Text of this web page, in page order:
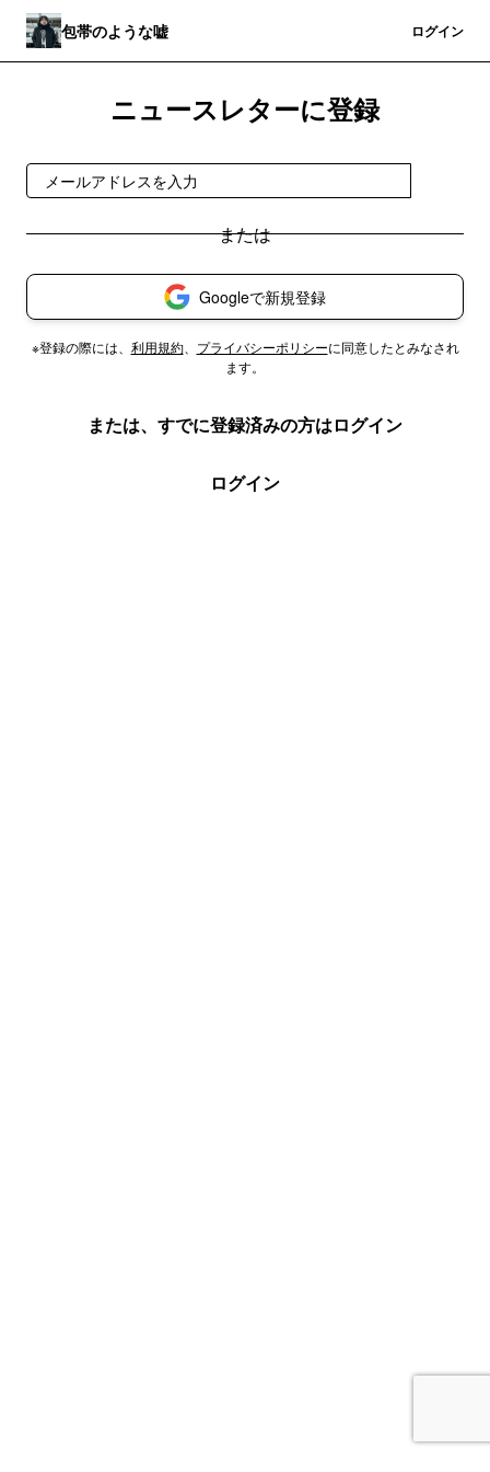
包帯のような嘘 ログイン
ニュースレターに登録
Googleで新規登録
※登録の際には、 利用規約、 プライバシーポリシーに同意したとみなされ
ます。
または、すでに登録済みの方はログイン
ログイン